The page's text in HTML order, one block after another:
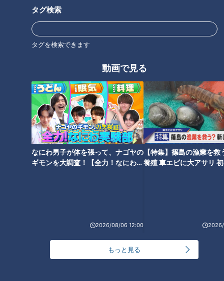
タグ検索
タグを検索できます
動画で見る
なにわ男子が体を張って、ナゴヤの
ギモンを大調査！【全力！なにわ実
2026/08/06 12:00
【特集】篠島の漁業を救
養殖 車エビに大アサリ
もっと見る
連投も厭わずにフル回転したロドリゲス。今シーズンも左のリ
リーバーとして期待がかかる。
して無失点。打たれたヒットはわずか1本、無四球（死球1）
と、安定した投球を続けた。開幕から31試合連続無失点を記
録した2016年と同様、セットアッパーとして開幕を迎える。
打撃陣も尻上がり